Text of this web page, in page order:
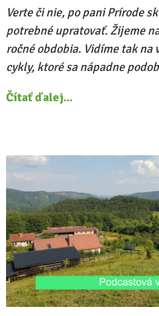
Verte či nie, po pani Prírode
potrebné upratovať. Žijeme
ročné obdobia. Vidíme tak na
cykly, ktoré sa nápadne
Čítať ďalej...